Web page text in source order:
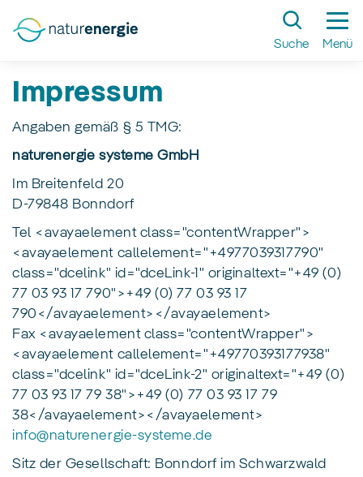
Hauptinhalt
Suche Menü
Impressum
Angaben gemäß § 5 TMG:
naturenergie systeme GmbH
Im Breitenfeld 20
D-79848 Bonndorf
Tel <avayaelement class="contentWrapper">
<avayaelement callelement="+4977039317790"
class="dcelink" id="dceLink-1" originaltext="+49 (0)
77 03 93 17 790">+49 (0) 77 03 93 17
790</avayaelement></avayaelement>
Fax <avayaelement class="contentWrapper">
<avayaelement callelement="+49770393177938"
class="dcelink" id="dceLink-2" originaltext="+49 (0)
77 03 93 17 79 38">+49 (0) 77 03 93 17 79
38</avayaelement></avayaelement>
info@naturenergie-systeme.de
Sitz der Gesellschaft: Bonndorf im Schwarzwald